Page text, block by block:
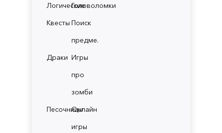
ЛогическиеГоловоломки
Квесты Поиск
предме.
Драки Игры
про
зомби
ПесочницыОнлайн
игры